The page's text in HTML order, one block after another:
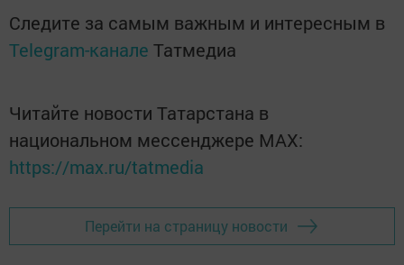
Следите за самым важным и интересным в
Telegram-канале Татмедиа
Читайте новости Татарстана в
национальном мессенджере MАХ:
https://max.ru/tatmedia
Перейти на страницу новости